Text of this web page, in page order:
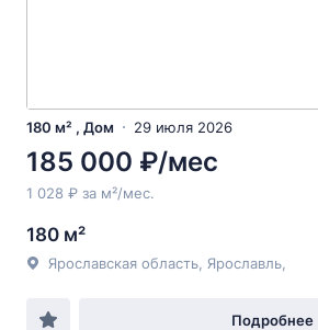
180 м² , Дом 29 июля 2026
185 000 ₽/мес
1 028 ₽ за м²/мес.
180 м²
Ярославская область, Ярославль,
Подробнее